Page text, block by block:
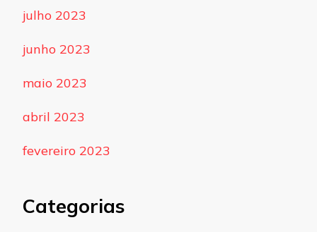
julho 2023
junho 2023
maio 2023
abril 2023
fevereiro 2023
Categorias